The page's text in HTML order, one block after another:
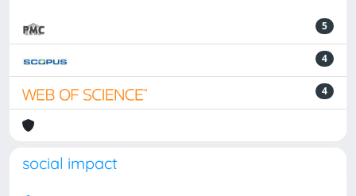
5
4
4
social impact